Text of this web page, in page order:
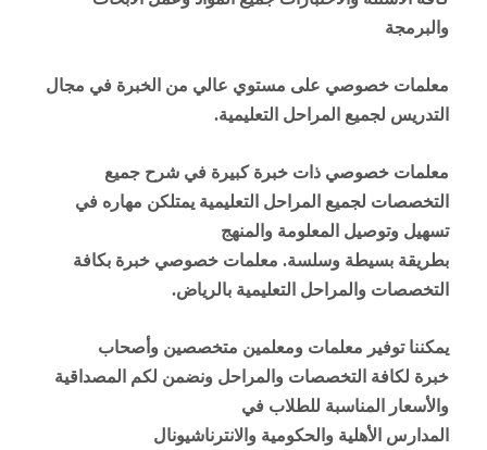
والبرمجة
معلمات خصوصي على مستوي عالي من الخبرة في مجال
التدريس لجميع المراحل التعليمية.
معلمات خصوصي ذات خبرة كبيرة في شرح جميع
التخصصات لجميع المراحل التعليمية يمتلكن مهاره في
تسهيل وتوصيل المعلومة والمنهج
بطريقة بسيطة وسلسة. معلمات خصوصي خبرة بكافة
التخصصات والمراحل التعليمية بالرياض.
يمكننا توفير معلمات ومعلمين متخصصين وأصحاب
خبرة لكافة التخصصات والمراحل ونضمن لكم المصداقية
والأسعار المناسبة للطلاب في
المدارس الأهلية والحكومية والانترناشيونال